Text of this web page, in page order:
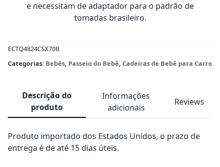
e necessitam de adaptador para o padrão de
tomadas brasileiro.
ECTQ4824CSX70B
Categorias: Bebês, Passeio do Bebê, Cadeiras de Bebê para Carro
Descrição do
produto
Informações
adicionais
Reviews
Produto importado dos Estados Unidos, o prazo de
entrega é de até 15 dias úteis.